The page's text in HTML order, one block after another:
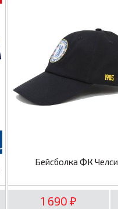
Бейсболка ФК Челси
1 690₽